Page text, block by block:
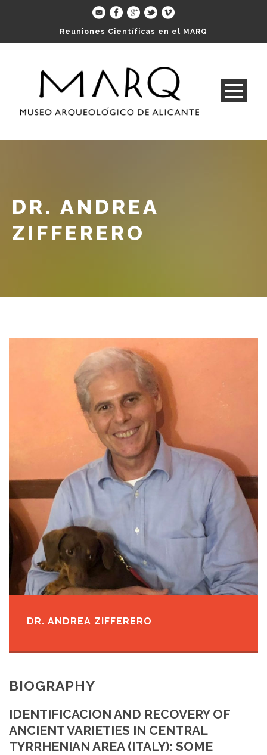
Reuniones Científicas en el MARQ
DR. ANDREA
ZIFFERERO
DR. ANDREA ZIFFERERO
BIOGRAPHY
IDENTIFICACION AND RECOVERY OF
ANCIENT VARIETIES IN CENTRAL
TYRRHENIAN AREA (ITALY): SOME